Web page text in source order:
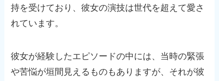
持を受けており、彼女の演技は世代を超えて愛さ
れています。
彼女が経験したエピソードの中には、当時の緊張
や苦悩が垣間見えるものもありますが、それが彼